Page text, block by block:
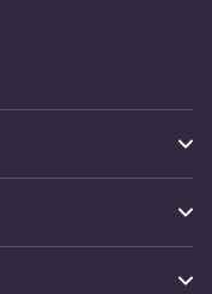
huulikynää
värin ja
Monet